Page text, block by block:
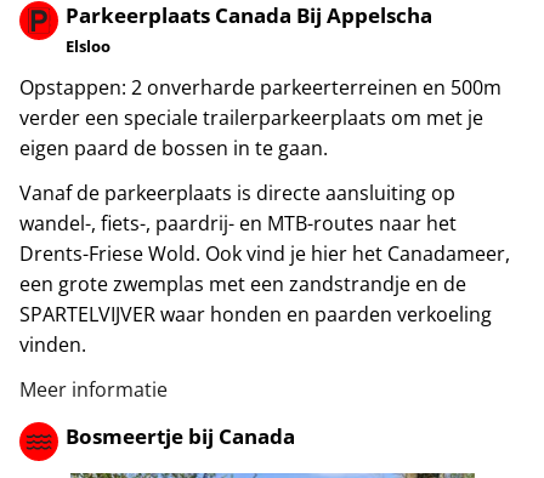
Parkeerplaats Canada Bij Appelscha
Elsloo
Opstappen: 2 onverharde parkeerterreinen en 500m
verder een speciale trailerparkeerplaats om met je
eigen paard de bossen in te gaan.
Vanaf de parkeerplaats is directe aansluiting op
wandel-, fiets-, paardrij- en MTB-routes naar het
Drents-Friese Wold. Ook vind je hier het Canadameer,
een grote zwemplas met een zandstrandje en de
SPARTELVIJVER waar honden en paarden verkoeling
vinden.
Meer informatie
Bosmeertje bij Canada